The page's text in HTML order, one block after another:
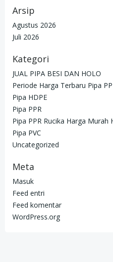
Arsip
Agustus 2026
Juli 2026
Kategori
JUAL PIPA BESI DAN HOLO
Periode Harga Terbaru Pipa
Pipa HDPE
Pipa PPR
Pipa PPR Rucika Harga Murah
Pipa PVC
Uncategorized
Meta
Masuk
Feed entri
Feed komentar
WordPress.org